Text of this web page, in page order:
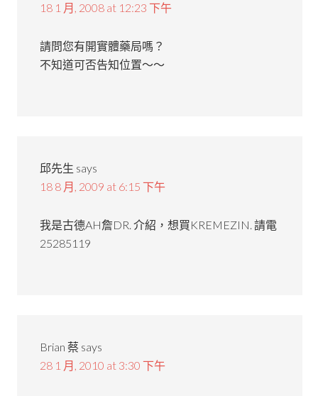
18 1 月, 2008 at 12:23 下午
請問您有開實體藥局嗎？
不知道可否告知位置～～
邱先生 says
18 8 月, 2009 at 6:15 下午
我是古德AH詹DR. 介紹，想買KREMEZIN. 請電
25285119
Brian 蔡 says
28 1 月, 2010 at 3:30 下午